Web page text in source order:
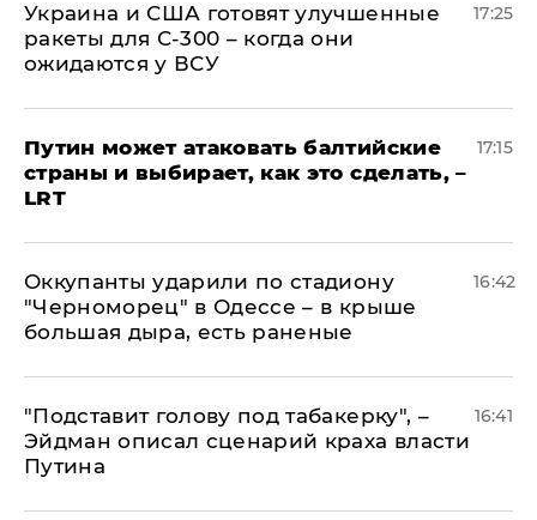
Украина и США готовят улучшенные
ракеты для С-300 – когда они
ожидаются у ВСУ
17:25
Путин может атаковать балтийские
страны и выбирает, как это сделать, –
LRT
17:15
Оккупанты ударили по стадиону
"Черноморец" в Одессе – в крыше
большая дыра, есть раненые
16:42
​"Подставит голову под табакерку", –
Эйдман описал сценарий краха власти
Путина
16:41